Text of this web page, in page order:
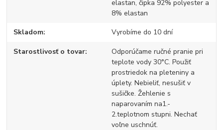
elastan, čipka 92% polyester a
8% elastan
Skladom Vyrobíme do 10 dní
Starostlivosť o tovar
Odporúčame ručné pranie pri
teplote vody 30°C. Použiť
prostriedok na pleteniny a
úplety. Nebieliť, nesušiť v
sušičke. Žehlenie s
naparovaním na1.-
2.teplotnom stupni. Nechať
voľne uschnúť.